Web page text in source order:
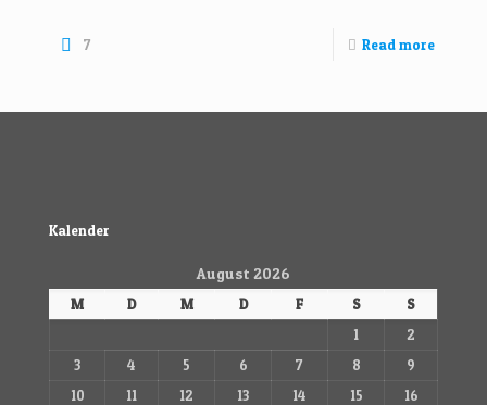
7 Read more
Kalender
August 2026
M D M D F S
S
1
2
3
4 5 6 7 8
9
10
11 12 13 14 15
16